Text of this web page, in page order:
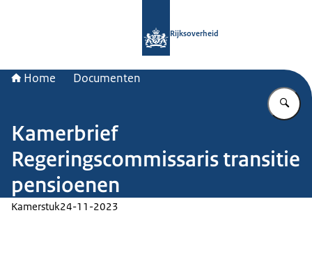
Rijksoverheid
Home Documenten
Kamerbrief
Regeringscommissaris transitie
pensioenen
Kamerstuk24-11-2023